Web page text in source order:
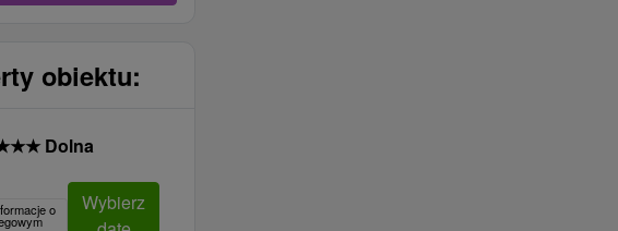
obiektu:
★★ Dolna
o
Wybierz